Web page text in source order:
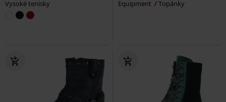
Vysoké tenisky
Equipment
Topánky